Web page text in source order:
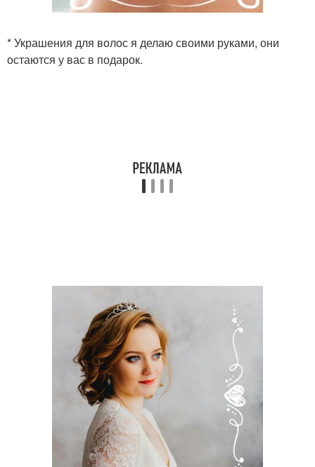
* Украшения для волос я делаю своими руками, они
остаются у вас в подарок.